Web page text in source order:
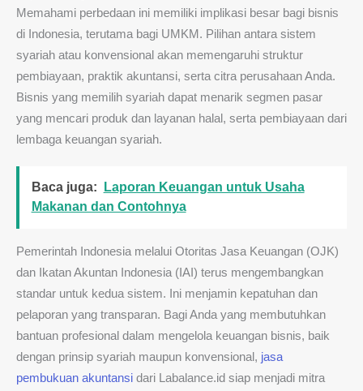
Memahami perbedaan ini memiliki implikasi besar bagi bisnis
di Indonesia, terutama bagi UMKM. Pilihan antara sistem
syariah atau konvensional akan memengaruhi struktur
pembiayaan, praktik akuntansi, serta citra perusahaan Anda.
Bisnis yang memilih syariah dapat menarik segmen pasar
yang mencari produk dan layanan halal, serta pembiayaan dari
lembaga keuangan syariah.
Baca juga:
Laporan Keuangan untuk Usaha
Makanan dan Contohnya
Pemerintah Indonesia melalui Otoritas Jasa Keuangan (OJK)
dan Ikatan Akuntan Indonesia (IAI) terus mengembangkan
standar untuk kedua sistem. Ini menjamin kepatuhan dan
pelaporan yang transparan. Bagi Anda yang membutuhkan
bantuan profesional dalam mengelola keuangan bisnis, baik
dengan prinsip syariah maupun konvensional, jasa
pembukuan akuntansi dari Labalance.id siap menjadi mitra